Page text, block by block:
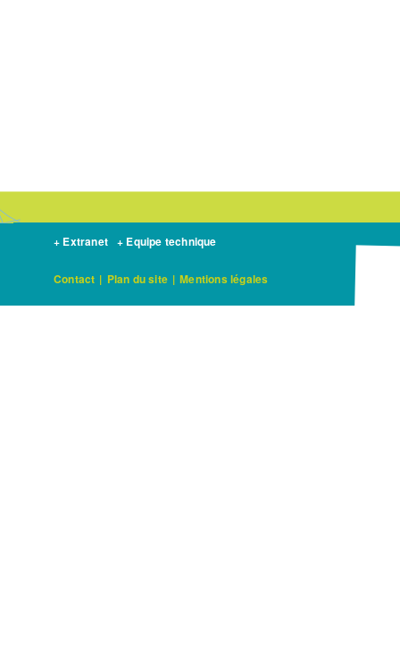
+ Extranet + Equipe technique
Contact | Plan du site | Mentions légales